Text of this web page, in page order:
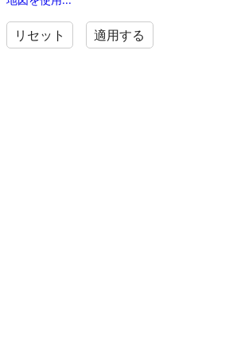
リセット 適用する